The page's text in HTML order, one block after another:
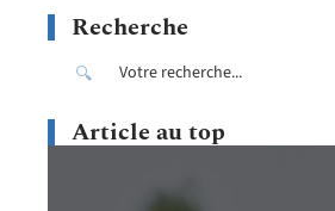
Recherche
Article au top